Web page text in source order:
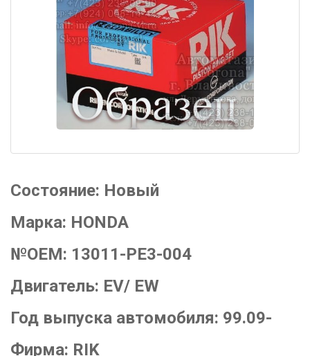
Состояние: Новый
Марка: HONDA
№OEM: 13011-PE3-004
Двигатель: EV/ EW
Год выпуска автомобиля: 99.09-
Фирма: RIK